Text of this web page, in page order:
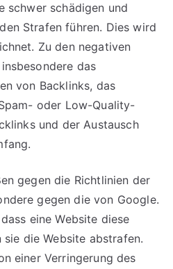
schwer schädigen und
Strafen führen. Dies wird
Zu den negativen
das
von Backlinks, das
oder Low-Quality-
und der Austausch
gegen die Richtlinien der
gegen die von Google.
eine Website diese
die Website abstrafen.
einer Verringerung des